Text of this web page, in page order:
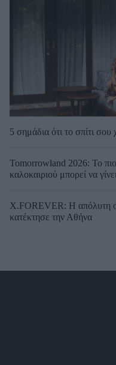
5 σημάδια ότι το σπίτι σου
Tomorrowland 2026: Το πιο
καλοκαιριού μπορεί να
X.FOREVER: Η απόλυτη
κατέκτησε την Αθήνα